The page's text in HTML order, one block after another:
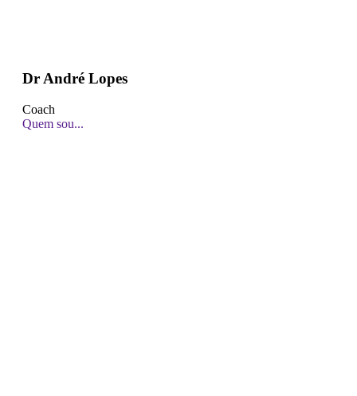
Dr André Lopes
Coach
Quem sou...